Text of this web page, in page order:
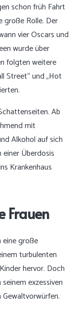
schon früh Fahrt
große Rolle. Der
vier Oscars und
wurde über
folgten weitere
Street“ und „Hot
Ab
mit
Alkohol auf sich
Überdosis
Krankenhaus
Frauen
eine große
turbulenten
hervor. Doch
exzessiven